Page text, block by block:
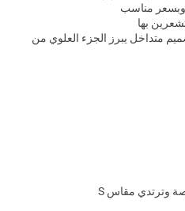
مناسب
بها
متداخل يبرز الجزء العلوي من